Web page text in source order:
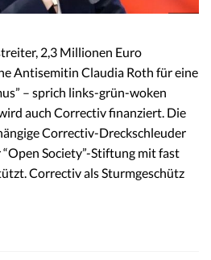
2,3 Millionen Euro
Antisemitin Claudia Roth für eine
– sprich links-grün-woken
auch Correctiv finanziert. Die
Correctiv-Dreckschleuder
Society”-Stiftung mit fast
Correctiv als Sturmgeschütz